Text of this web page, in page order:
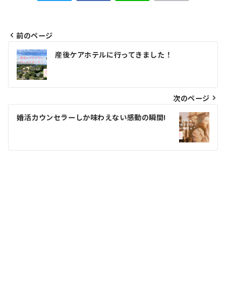
投
稿
ナ
ビ
ゲ
シ
前のページ
産後ケアホテルに行ってきました！
次のページ
婚活カウンセラーしか味わえない感動の瞬間!